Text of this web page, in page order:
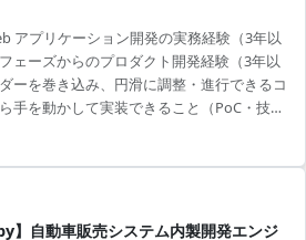
ード品質の担保 ・提案・報告資料の作成
成補佐 ・設計以降（設計・開発・テス
捗管理補佐 ・設計・コードレビューを通
の貢献 ※要件定義に加えて、技術検証・
期待...
アプリケーション開発の実務経験（3年以
ェーズからのプロダクト開発経験（3年以
ーを巻き込み、円滑に調整・進行できるコ
手を動かして実装できること（PoC・技術
を活用した PoC・開発経験
】自動車販売システム内製開発エンジ